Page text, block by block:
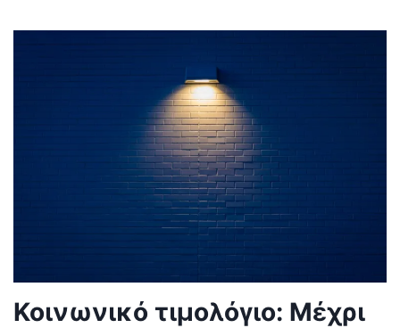
Κοινωνικό τιμολόγιο: Μέχρι